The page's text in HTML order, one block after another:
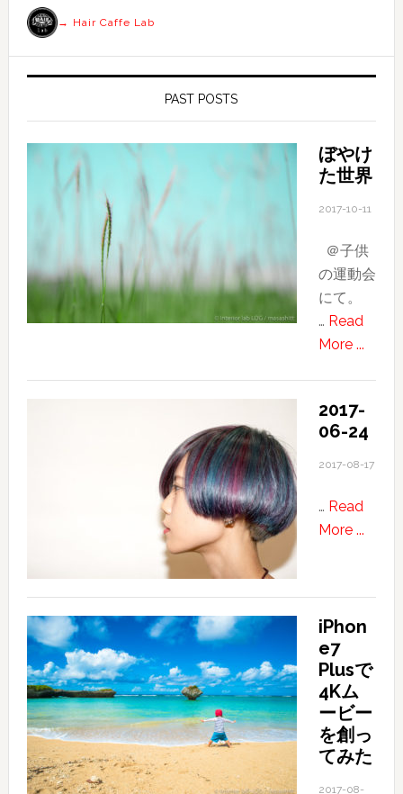
→ Hair Caffe Lab
PAST POSTS
ぼやけ
た世界
2017-10-11
＠子供
の運動会
にて。
… Read
More ...about
け
た
世
2017-
06-24
2017-08-17
… Read
More ...about
24
iPhon
e7
Plusで
4Kム
ービー
を創っ
てみた
2017-08-